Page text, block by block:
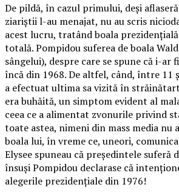
De pildă, în cazul primului, deşi
ziariştii l-au menajat, nu au scris
acest lucru, tratând boala
totală. Pompidou suferea de boala
sângelui), despre care se spune că i-ar
încă din 1968. De altfel, când, între 11
a efectuat ultima sa vizită în
era buhăită, un simptom evident al
ceea ce a alimentat zvonurile privind
toate astea, nimeni din mass media nu
boala lui, în vreme ce, uneori,
Elysee spuneau că preşedintele suferă
însuşi Pompidou declarase că
alegerile prezidenţiale din 1976!